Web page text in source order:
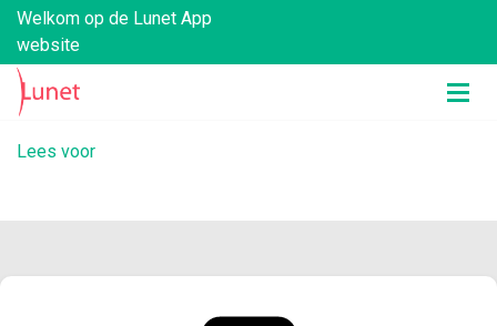
Welkom op de Lunet App
website
Lees voor